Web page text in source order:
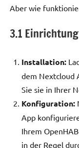
Aber wie
3.1 Einrichtung
Installation:
dem Nextcloud
Sie sie in Ihrer
Konfiguration:
App
Ihrem
in der Regel